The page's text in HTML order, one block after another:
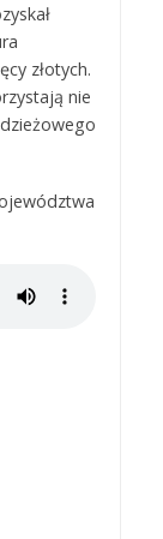
złotych.
nie